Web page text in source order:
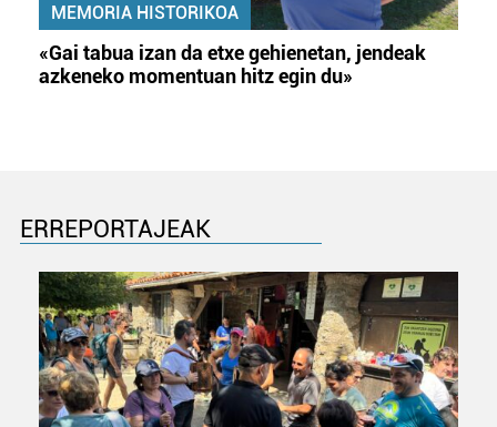
MEMORIA HISTORIKOA
«Gai tabua izan da etxe gehienetan, jendeak
azkeneko momentuan hitz egin du»
ERREPORTAJEAK